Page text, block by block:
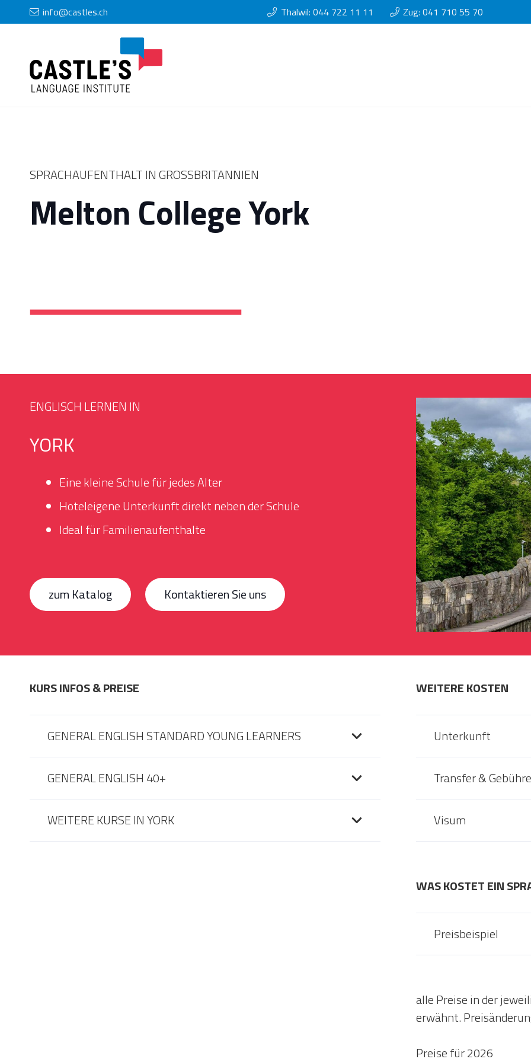
info@castles.ch Thalwil: 044 722 11 11 Zug: 041 710 55 70
SPRACHAUFENTHALT IN GROSSBRITANNIEN
Melton College York
ENGLISCH LERNEN IN
YORK
Eine kleine Schule für jedes Alter
Hoteleigene Unterkunft direkt neben der Schule
Ideal für Familienaufenthalte
zum Katalog Kontaktieren Sie uns
KURS INFOS & PREISE
GENERAL ENGLISH STANDARD YOUNG LEARNERS
GENERAL ENGLISH 40+
WEITERE KURSE IN YORK
WEITERE KOSTEN
Unterkunft
Transfer &
Visum
WAS KOSTET EIN
Preisbeispiel
alle Preise in der
erwähnt.
Preise für 2026